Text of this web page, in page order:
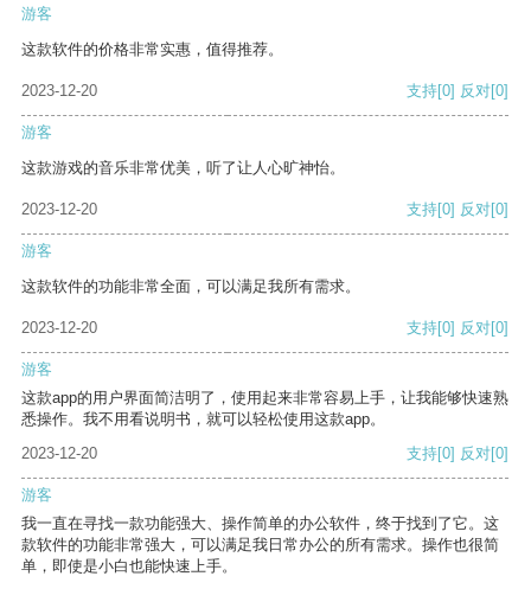
游客
这款软件的价格非常实惠，值得推荐。
2023-12-20 支持[0] 反对[0]
游客
这款游戏的音乐非常优美，听了让人心旷神怡。
2023-12-20 支持[0] 反对[0]
游客
这款软件的功能非常全面，可以满足我所有需求。
2023-12-20 支持[0] 反对[0]
游客
这款app的用户界面简洁明了，使用起来非常容易上手，让我能够快速熟
悉操作。我不用看说明书，就可以轻松使用这款app。
2023-12-20
支持[0] 反对[0]
游客
我一直在寻找一款功能强大、操作简单的办公软件，终于找到了它。这
款软件的功能非常强大，可以满足我日常办公的所有需求。操作也很简
单，即使是小白也能快速上手。